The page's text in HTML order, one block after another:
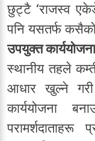
छुट्टै ‘राजस्व
पनि यसतर्फ
उपयुक्त
स्थानीय तहले
आधार खुल्ने गरी
कार्ययोजना